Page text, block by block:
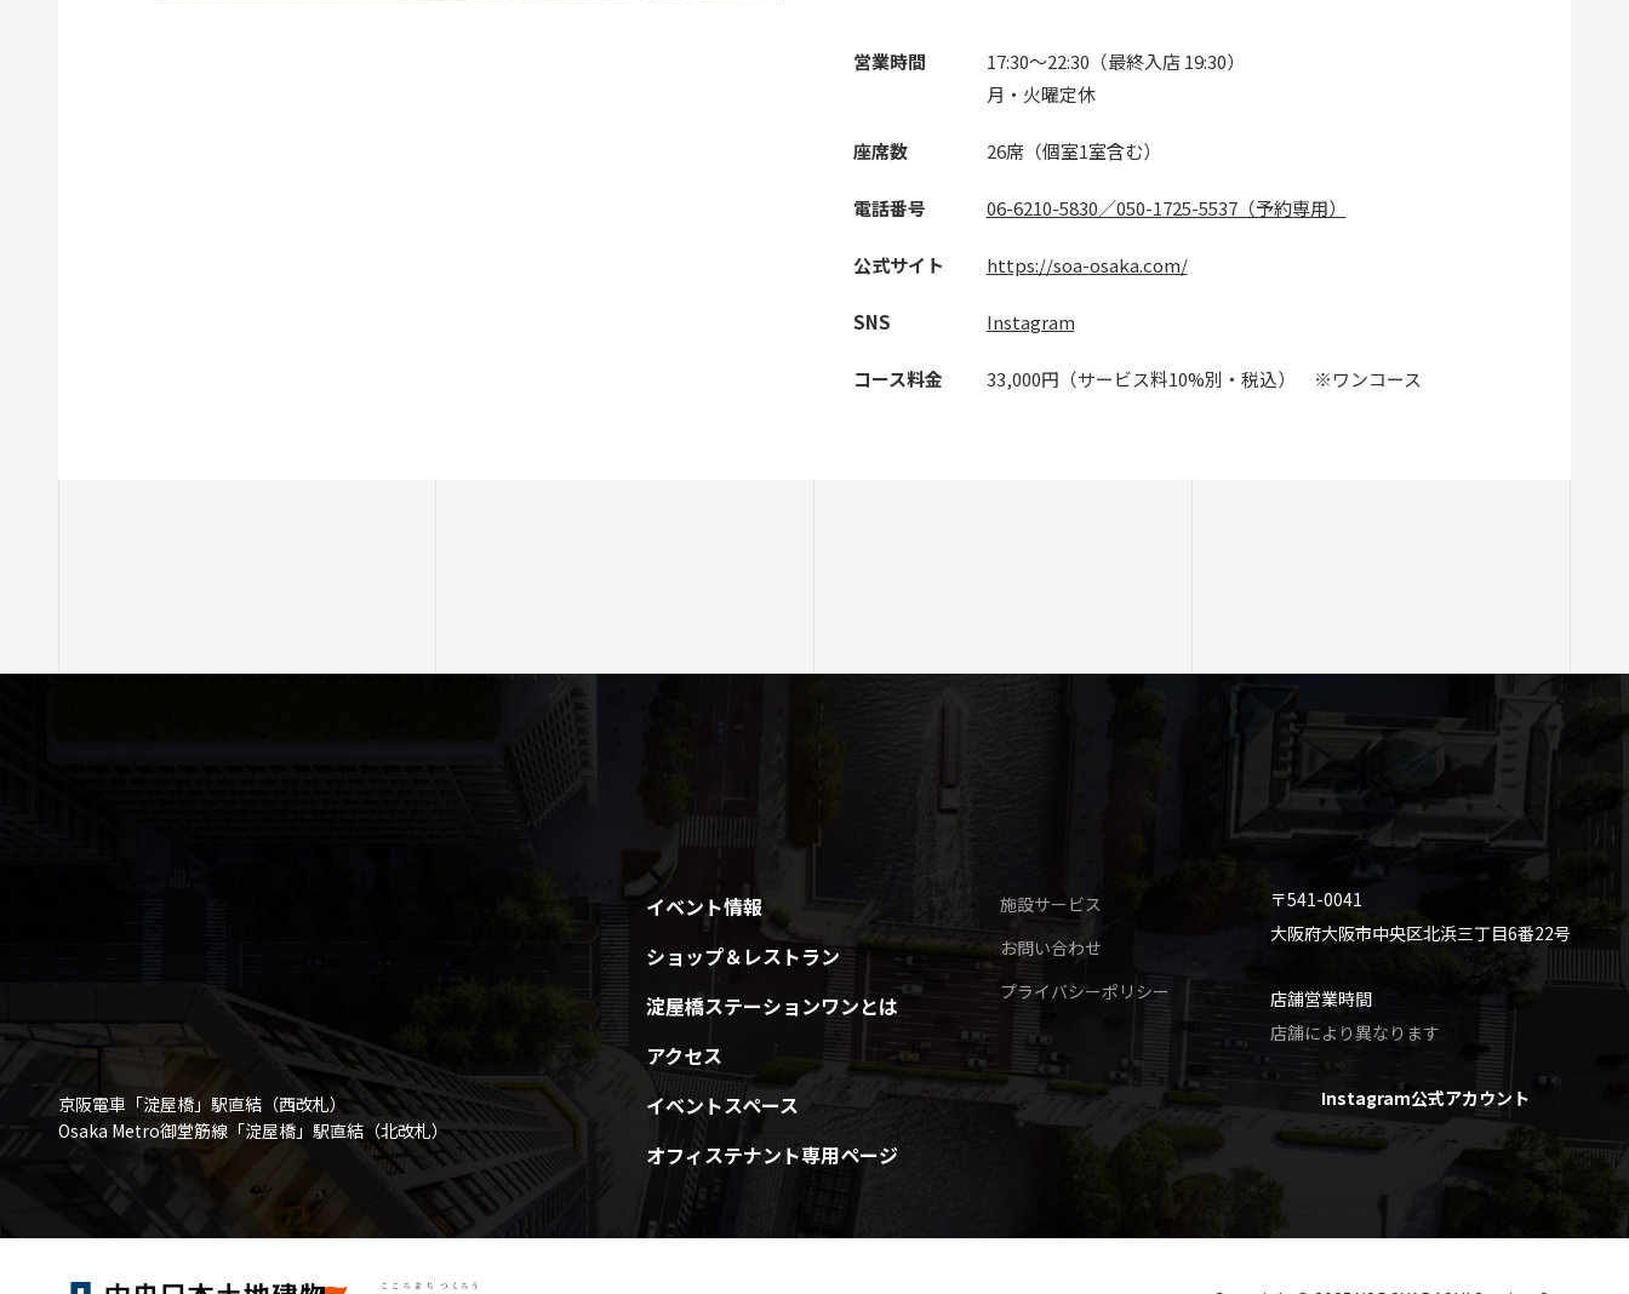
営業時間
17:30～22:30（最終入店 19:30）
月・火曜定休
座席数 26席（個室1室含む）
電話番号 06-6210-5830／050-1725-5537（予約専用）
公式サイト https://soa-osaka.com/
SNS Instagram
コース料金 33,000円（サービス料10%別・税込） ※ワンコース
京阪電車「淀屋橋」駅直結（西改札）
Osaka Metro御堂筋線「淀屋橋」駅直結（北改札）
イベント情報
ショップ＆レストラン
淀屋橋ステーションワンとは
アクセス
イベントスペース
オフィステナント専用ページ
施設サービス
お問い合わせ
プライバシーポリシー
〒541-0041
大阪府大阪市中央区北浜三丁目6番22号
店舗営業時間
店舗により異なります
Instagram公式アカウント